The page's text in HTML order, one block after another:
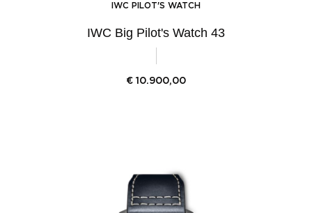
IWC PILOT'S WATCH
IWC Big Pilot's Watch 43
€ 10.900,00